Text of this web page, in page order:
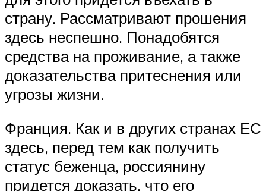
страну. Рассматривают прошения
здесь неспешно. Понадобятся
средства на проживание, а также
доказательства притеснения или
угрозы жизни.
Франция. Как и в других странах ЕС
здесь, перед тем как получить
статус беженца, россиянину
придется доказать, что его